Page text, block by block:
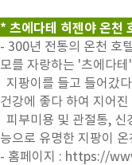
* 츠에다테 히젠야 온천
- 300년 전통의 온천 호
모를 자랑하는 '츠에다테
지팡이를 들고 들어갔
건강에 좋다 하여 지어
피부미용 및 관절통, 신
능으로 유명한 지팡이
- 홈페이지 : https://